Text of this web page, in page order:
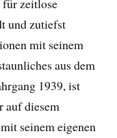
für zeitlose
und zutiefst
mit seinem
aus dem
1939, ist
auf diesem
seinem eigenen